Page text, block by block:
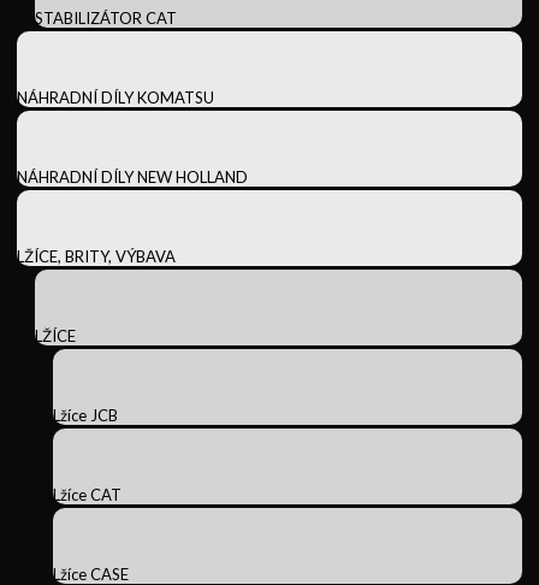
STABILIZÁTOR CAT
NÁHRADNÍ DÍLY KOMATSU
NÁHRADNÍ DÍLY NEW HOLLAND
LŽÍCE, BRITY, VÝBAVA
LŽÍCE
Lžíce JCB
Lžíce CAT
Lžíce CASE